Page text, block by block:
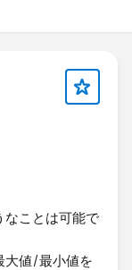
なことは可能で
大値/最小値を